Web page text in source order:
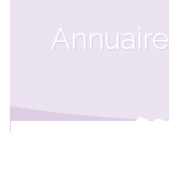
Annuaire